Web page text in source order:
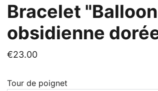
Bracelet
obsidienne
€23.00
Tour de poignet